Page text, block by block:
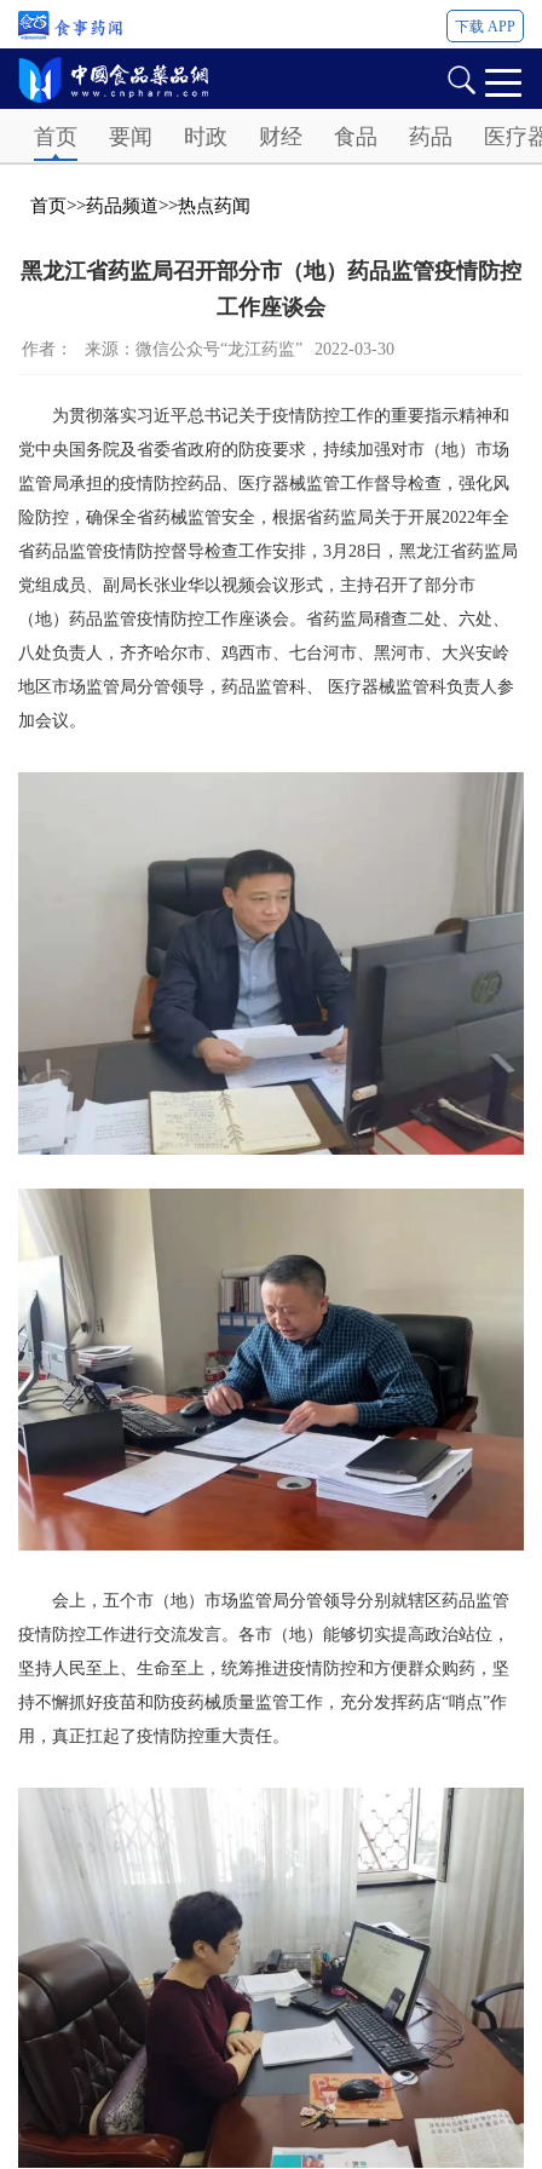
下载 APP
首页 要闻 时政 财经 食品 药品 医疗
首页>>药品频道>>热点药闻
黑龙江省药监局召开部分市（地）药品监管疫情防控
工作座谈会
作者： 来源：微信公众号“龙江药监” 2022-03-30
为贯彻落实习近平总书记关于疫情防控工作的重要指示精神和
党中央国务院及省委省政府的防疫要求，持续加强对市（地）市场
监管局承担的疫情防控药品、医疗器械监管工作督导检查，强化风
险防控，确保全省药械监管安全，根据省药监局关于开展2022年全
省药品监管疫情防控督导检查工作安排，3月28日，黑龙江省药监局
党组成员、副局长张业华以视频会议形式，主持召开了部分市
（地）药品监管疫情防控工作座谈会。省药监局稽查二处、六处、
八处负责人，齐齐哈尔市、鸡西市、七台河市、黑河市、大兴安岭
地区市场监管局分管领导，药品监管科、 医疗器械监管科负责人参
加会议。
会上，五个市（地）市场监管局分管领导分别就辖区药品监管
疫情防控工作进行交流发言。各市（地）能够切实提高政治站位，
坚持人民至上、生命至上，统筹推进疫情防控和方便群众购药，坚
持不懈抓好疫苗和防疫药械质量监管工作，充分发挥药店“哨点”作
用，真正扛起了疫情防控重大责任。